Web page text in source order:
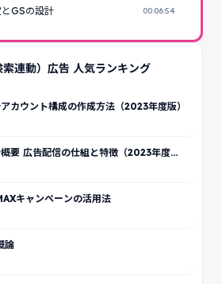
GSの設計 00:06:54
索連動）広告 人気ランキング
カウント構成の作成方法（2023年度版）
要 広告配信の仕組と特徴（2023年度
キャンペーンの活用法
論